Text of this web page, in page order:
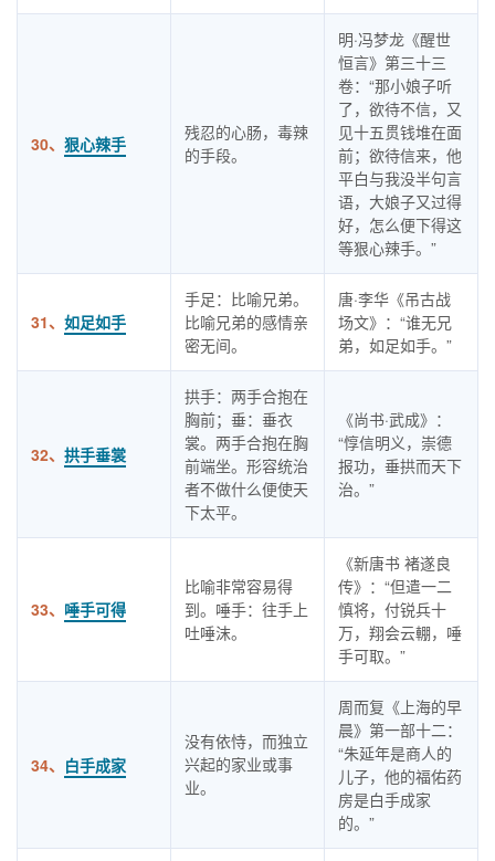
30、 狠心辣手
残忍的心肠，毒辣
的手段。
明·冯梦龙《醒世
恒言》第三十三
卷：“那小娘子听
了，欲待不信，又
见十五贯钱堆在面
前；欲待信来，他
平白与我没半句言
语，大娘子又过得
好，怎么便下得这
等狠心辣手。”
31、 如足如手
手足：比喻兄弟。
比喻兄弟的感情亲
密无间。
唐·李华《吊古战
场文》：“谁无兄
弟，如足如手。”
32、 拱手垂裳
拱手：两手合抱在
胸前；垂：垂衣
裳。两手合抱在胸
前端坐。形容统治
者不做什么便使天
下太平。
《尚书·武成》：
“惇信明义，崇德
报功，垂拱而天下
治。”
33、 唾手可得
比喻非常容易得
到。唾手：往手上
吐唾沫。
《新唐书 褚遂良
传》：“但遣一二
慎将，付锐兵十
万，翔会云輣，唾
手可取。”
34、 白手成家
没有依恃，而独立
兴起的家业或事
业。
周而复《上海的早
晨》第一部十二：
“朱延年是商人的
儿子，他的福佑药
房是白手成家
的。”